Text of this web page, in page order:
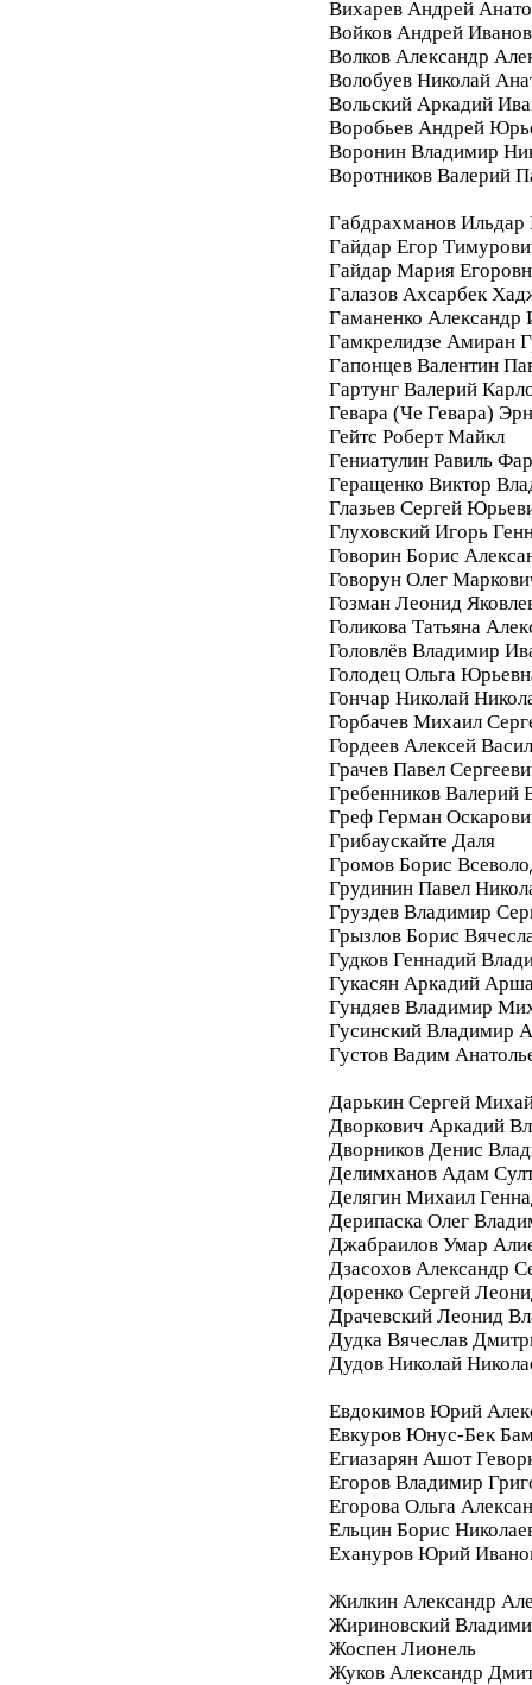
Вихарев Андрей
Войков Андрей
Волков Александр
Волобуев Николай
Вольский Аркадий
Воробьев Андрей
Воронин Владимир
Воротников Валерий
Габдрахманов Ильдар
Гайдар Егор
Гайдар Мария
Галазов Ахсарбек
Гаманенко Александр
Гамкрелидзе Амиран
Гапонцев Валентин
Гартунг Валерий
Гевара (Че Гевара)
Гейтс Роберт Майкл
Гениатулин Равиль
Геращенко Виктор
Глазьев Сергей
Глуховский Игорь
Говорин Борис
Говорун Олег
Гозман Леонид
Голикова Татьяна
Головлёв Владимир
Голодец Ольга
Гончар Николай
Горбачев Михаил
Гордеев Алексей
Грачев Павел
Гребенников Валерий
Греф Герман
Грибаускайте Даля
Громов Борис
Грудинин Павел
Груздев Владимир
Грызлов Борис
Гудков Геннадий
Гукасян Аркадий
Гундяев Владимир
Гусинский Владимир
Густов Вадим
Дарькин Сергей
Дворкович Аркадий
Дворников Денис
Делимханов Адам
Делягин Михаил
Дерипаска Олег
Джабраилов Умар
Дзасохов Александр
Доренко Сергей
Драчевский Леонид
Дудка Вячеслав
Дудов Николай
Евдокимов Юрий
Евкуров Юнус-Бек
Егиазарян Ашот
Егоров Владимир
Егорова Ольга
Ельцин Борис
Ехануров Юрий
Жилкин Александр
Жириновский
Жоспен Лионель
Жуков Александр